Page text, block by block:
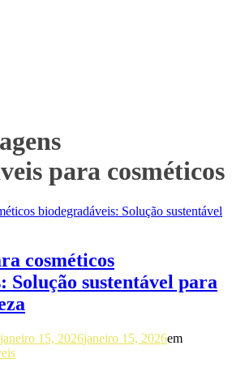
para cosméticos
cosméticos
Solução sustentável para
janeiro 15, 2026janeiro 15, 2026em